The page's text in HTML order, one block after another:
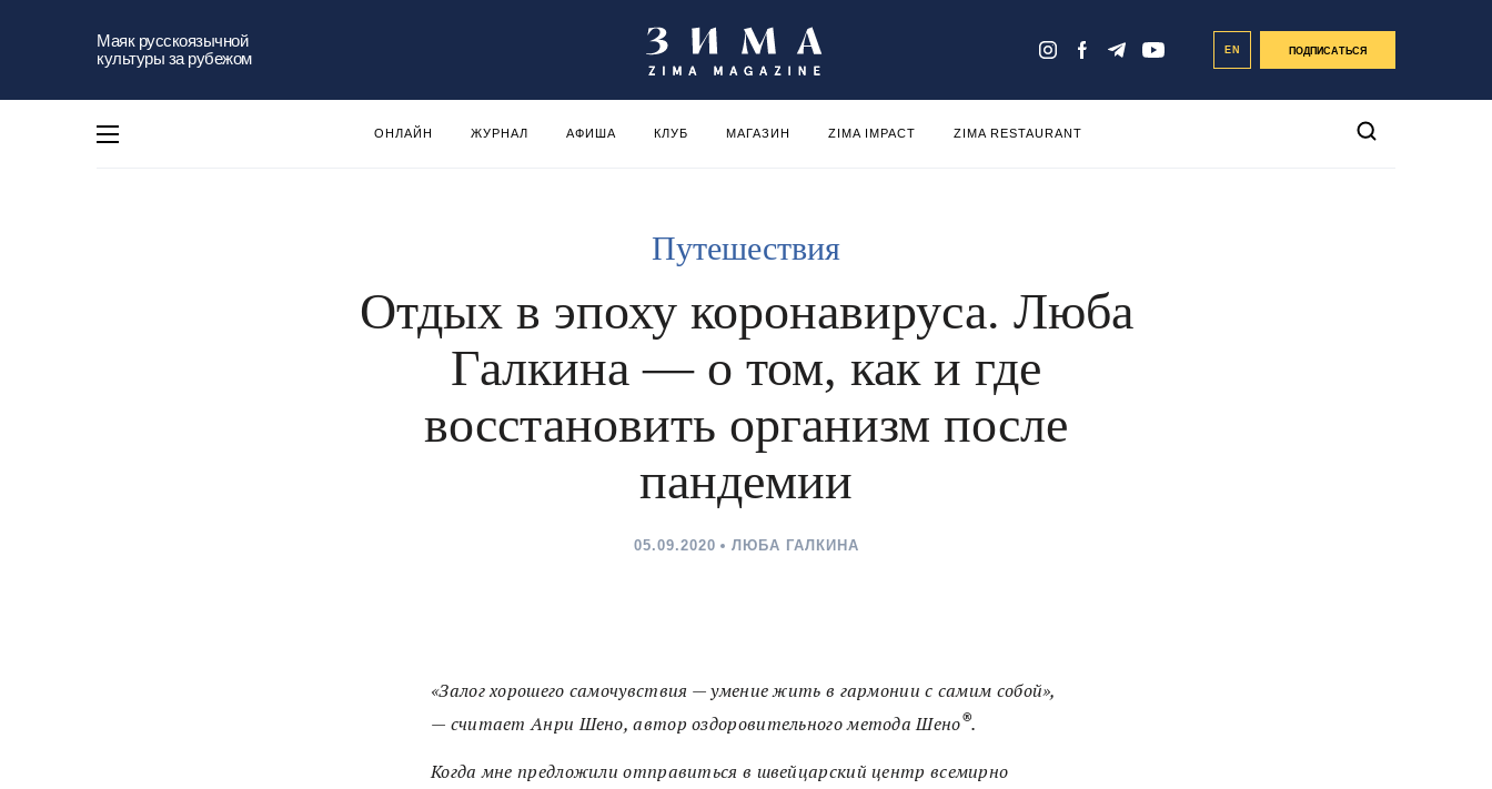
Маяк русскоязычной
культуры за рубежом
EN ПОДПИСАТЬСЯ
ОНЛАЙН ЖУРНАЛ АФИША КЛУБ МАГАЗИН ZIMA IMPACT ZIMA RESTAURANT
Путешествия
Отдых в эпоху коронавируса. Люба
Галкина — о том, как и где
восстановить организм после
пандемии
05.09.2020 ЛЮБА ГАЛКИНА
«Залог хорошего самочувствия — умение жить в гармонии с самим собой»,
— считает Анри Шено, автор оздоровительного метода Шено®.
Когда мне предложили отправиться в швейцарский центр всемирно